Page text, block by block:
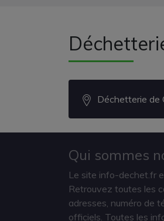
Déchetterie de
Qui sommes
Le site info-dechet.fr
Retrouvez toutes les
adresses, numéro de
officiels. Toutes les